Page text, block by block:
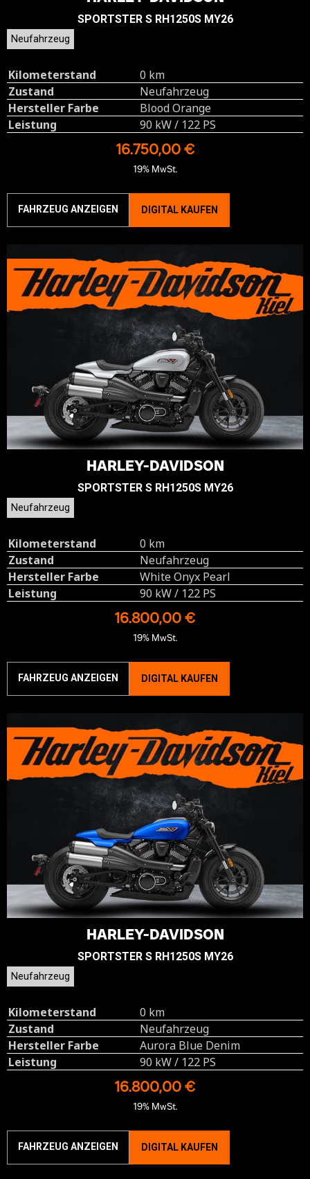
SPORTSTER S RH1250S MY26
Neufahrzeug
Kilometerstand
0 km
Zustand
Neufahrzeug
Hersteller Farbe
Blood Orange
Leistung
90 kW / 122 PS
16.750,00 €
19% MwSt.
FAHRZEUG ANZEIGEN DIGITAL KAUFEN
HARLEY-DAVIDSON
SPORTSTER S RH1250S MY26
Neufahrzeug
Kilometerstand
0 km
Zustand
Neufahrzeug
Hersteller Farbe
White Onyx Pearl
Leistung
90 kW / 122 PS
16.800,00 €
19% MwSt.
FAHRZEUG ANZEIGEN DIGITAL KAUFEN
HARLEY-DAVIDSON
SPORTSTER S RH1250S MY26
Neufahrzeug
Kilometerstand
0 km
Zustand
Neufahrzeug
Hersteller Farbe
Aurora Blue Denim
Leistung
90 kW / 122 PS
16.800,00 €
19% MwSt.
FAHRZEUG ANZEIGEN DIGITAL KAUFEN